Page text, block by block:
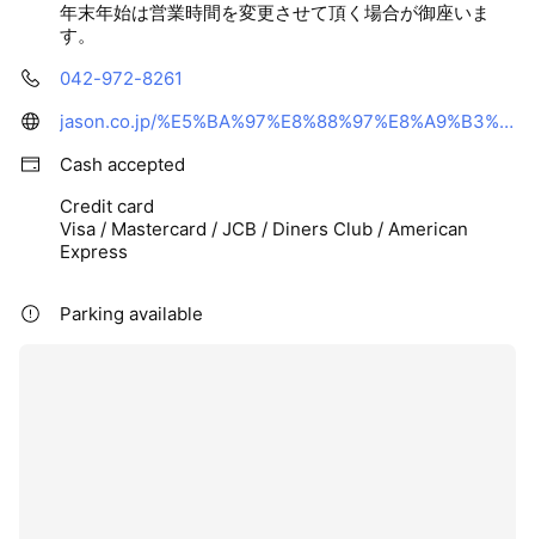
年末年始は営業時間を変更させて頂く場合が御座いま
す。
042-972-8261
jason.co.jp/%E5%BA%97%E8%88%97%E8%A9%B3%E7%B4%B0-%E9%A3%AF%E8%83%BD%E7%B7%91%E7%94%BA%E5%BA%97/
Cash accepted
Credit card
Visa / Mastercard / JCB / Diners Club / American
Express
Parking available